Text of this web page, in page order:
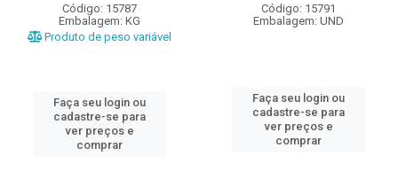
Código: 15787
Embalagem: KG
Produto de peso variável
Faça seu login ou
cadastre-se para
ver preços e
comprar
Código: 15791
Embalagem: UND
Faça seu login ou
cadastre-se para
ver preços e
comprar